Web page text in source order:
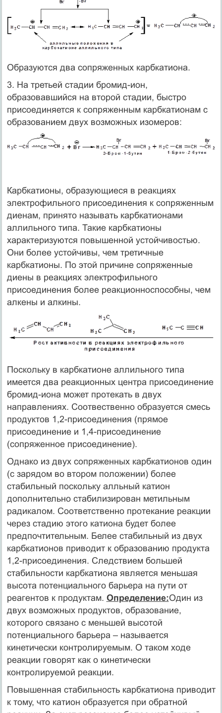
Образуются два сопряженных карбкатиона.
3. На третьей стадии бромид-ион,
образовавшийся на второй стадии, быстро
присоединяется к сопряженным карбкатионам с
образованием двух возможных изомеров:
Карбкатионы, образующиеся в реакциях
электрофильного присоединения к сопряженным
диенам, принято называть карбкатионами
аллильного типа. Такие карбкатионы
характеризуются повышенной устойчивостью.
Они более устойчивы, чем третичные
карбкатионы. По этой причине сопряженные
диены в реакциях электрофильного
присоединения более реакционноспособны, чем
алкены и алкины.
Поскольку в карбкатионе аллильного типа
имеется два реакционных центра присоединение
бромид-иона может протекать в двух
направлениях. Соотвественно образуется смесь
продуктов 1,2-присоединения (прямое
присоединение и 1,4-присоединение
(сопряженное присоединение).
Однако из двух сопряженных карбкатионов один
(с зарядом во втором положении) более
стабильный поскольку алльный катион
дополнительно стабилизирован метильным
радикалом. Соответственно протекание реакции
через стадию этого катиона будет более
предпочтительным. Белее стабильный из двух
карбкатионов приводит к образованию продукта
1,2-присоединения. Следствием большей
стабильности карбкатиона является меньшая
высота потенциального барьера на пути от
реагентов к продуктам. Определение:Один из
двух возможных продуктов, образование,
которого связано с меньшей высотой
потенциального барьера – называется
кинетически контролируемым. О таком ходе
реакции говорят как о кинетически
контролируемой реакции.
Повышенная стабильность карбкатиона приводит
к тому, что катион образуется при обратной